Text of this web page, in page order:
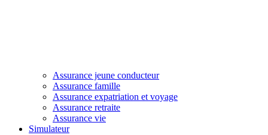
Assurance jeune conducteur
Assurance famille
Assurance expatriation et voyage
Assurance retraite
Assurance vie
Simulateur